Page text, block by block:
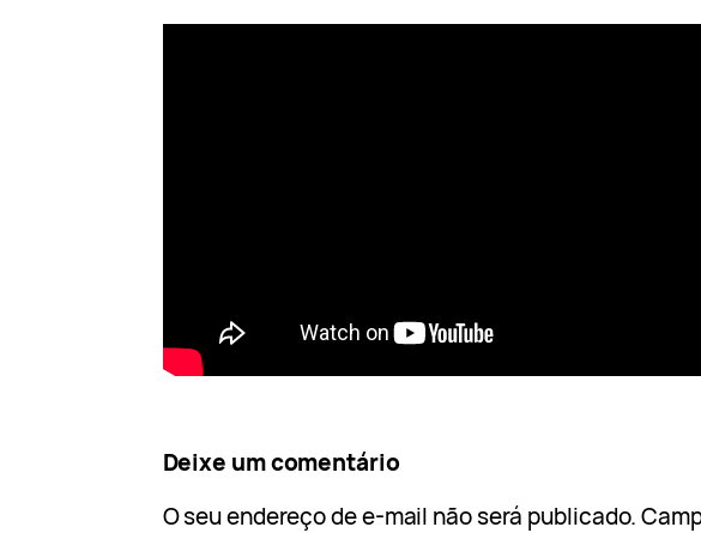
Deixe um comentário
O seu endereço de e-mail não será publicado.